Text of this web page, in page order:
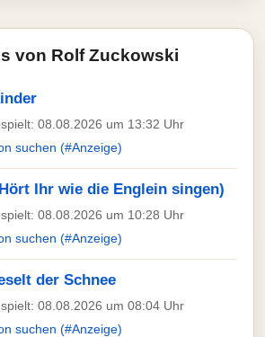
von Rolf Zuckowski
08.08.2026 um 13:32 Uhr
suchen (#Anzeige)
Ihr wie die Englein singen)
08.08.2026 um 10:28 Uhr
suchen (#Anzeige)
der Schnee
08.08.2026 um 08:04 Uhr
suchen (#Anzeige)